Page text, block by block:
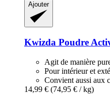
Ajouter
Kwizda Poudre
Agit de manière
Pour intérieur et
Convient aussi aux
14,99 € (74,95 € / kg)